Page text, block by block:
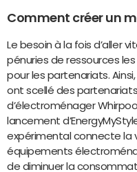
Comment créer un
Le besoin à la fois d’aller
pénuries de ressources
pour les partenariats.
ont scellé des
d’électroménager
lancement
expérimental connecte la
équipements
de diminuer la